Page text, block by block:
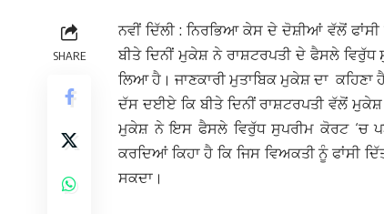
SHARE
ਨਵੀਂ ਦਿੱਲੀ : ਨਿਰਭਿਆ ਕੇਸ ਦੇ ਦੋਸ਼ੀਆਂ ਵੱਲੋਂ
ਬੀਤੇ ਦਿਨੀਂ ਮੁਕੇਸ਼ ਨੇ ਰਾਸ਼ਟਰਪਤੀ ਦੇ ਫੈਸਲੇ
ਲਿਆ ਹੈ। ਜਾਣਕਾਰੀ ਮੁਤਾਬਿਕ ਮੁਕੇਸ਼ ਦਾ
ਦੱਸ ਦਈਏ ਕਿ ਬੀਤੇ ਦਿਨੀਂ ਰਾਸ਼ਟਰਪਤੀ ਵੱਲੋਂ
ਮੁਕੇਸ਼ ਨੇ ਇਸ ਫੈਸਲੇ ਵਿਰੁੱਧ ਸੁਪਰੀਮ ਕੋਰਟ ‘ਚ
ਕਰਦਿਆਂ ਕਿਹਾ ਹੈ ਕਿ ਜਿਸ ਵਿਅਕਤੀ ਨੂੰ ਫਾਂਸੀ
ਸਕਦਾ।